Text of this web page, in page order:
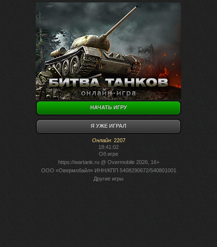
НАЧАТЬ ИГРУ
Я УЖЕ ИГРАЛ
Онлайн: 2207
18:41:02
Об игре
https://wartank.ru@ Overmobile 2026, 16+
ООО «Овермобайл» ИНН/КПП 5408290672/540801001
Другие игры